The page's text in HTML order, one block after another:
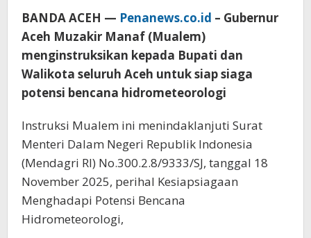
BANDA ACEH — Penanews.co.id – Gubernur
Aceh Muzakir Manaf (Mualem)
menginstruksikan kepada Bupati dan
Walikota seluruh Aceh untuk siap siaga
potensi bencana hidrometeorologi
Instruksi Mualem ini menindaklanjuti Surat
Menteri Dalam Negeri Republik Indonesia
(Mendagri RI) No.300.2.8/9333/SJ, tanggal 18
November 2025, perihal Kesiapsiagaan
Menghadapi Potensi Bencana
Hidrometeorologi,